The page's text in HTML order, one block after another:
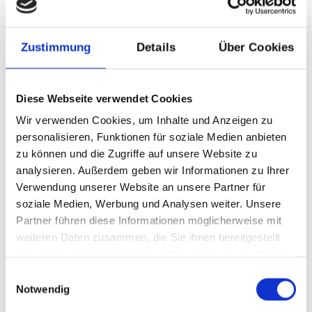
Zustimmung Details Über Cookies
Diese Webseite verwendet Cookies
Wir verwenden Cookies, um Inhalte und Anzeigen zu
personalisieren, Funktionen für soziale Medien anbieten
zu können und die Zugriffe auf unsere Website zu
analysieren. Außerdem geben wir Informationen zu Ihrer
Verwendung unserer Website an unsere Partner für
soziale Medien, Werbung und Analysen weiter. Unsere
Partner führen diese Informationen möglicherweise mit
weiteren Daten zusammen, die Sie ihnen bereitgestellt
Notwendig
HomeProfileMessages
Tabs Dropdown
HomeProfileDropdown
Breadcrumbs